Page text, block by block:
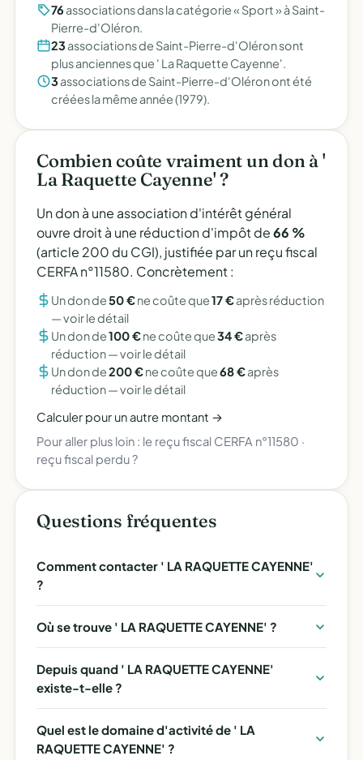
76 associations dans la catégorie « Sport » à Saint-
Pierre-d'Oléron.
23associations de Saint-Pierre-d'Oléron sont
plus anciennes que ' La Raquette Cayenne'.
3associations de Saint-Pierre-d'Oléron ont été
créées la même année (1979).
Combien coûte vraiment un don à '
La Raquette Cayenne' ?
Un don à une association d'intérêt général
ouvre droit à une réduction d'impôt de66 %
(article 200 du CGI), justifiée par un reçu fiscal
CERFA n°11580. Concrètement :
Un don de50 €ne coûte que17 €après réduction
—voir le détail
Un don de100 €ne coûte que34 €après
réduction —voir le détail
Un don de200 €ne coûte que68 €après
réduction —voir le détail
Calculer pour un autre montant →
Pour aller plus loin : le reçu fiscal CERFA n°11580 ·
reçu fiscal perdu ?
Questions fréquentes
Comment contacter ' LA RAQUETTE CAYENNE'
?
Où se trouve ' LA RAQUETTE CAYENNE' ?
Depuis quand ' LA RAQUETTE CAYENNE'
existe-t-elle ?
Quel est le domaine d'activité de ' LA
RAQUETTE CAYENNE' ?